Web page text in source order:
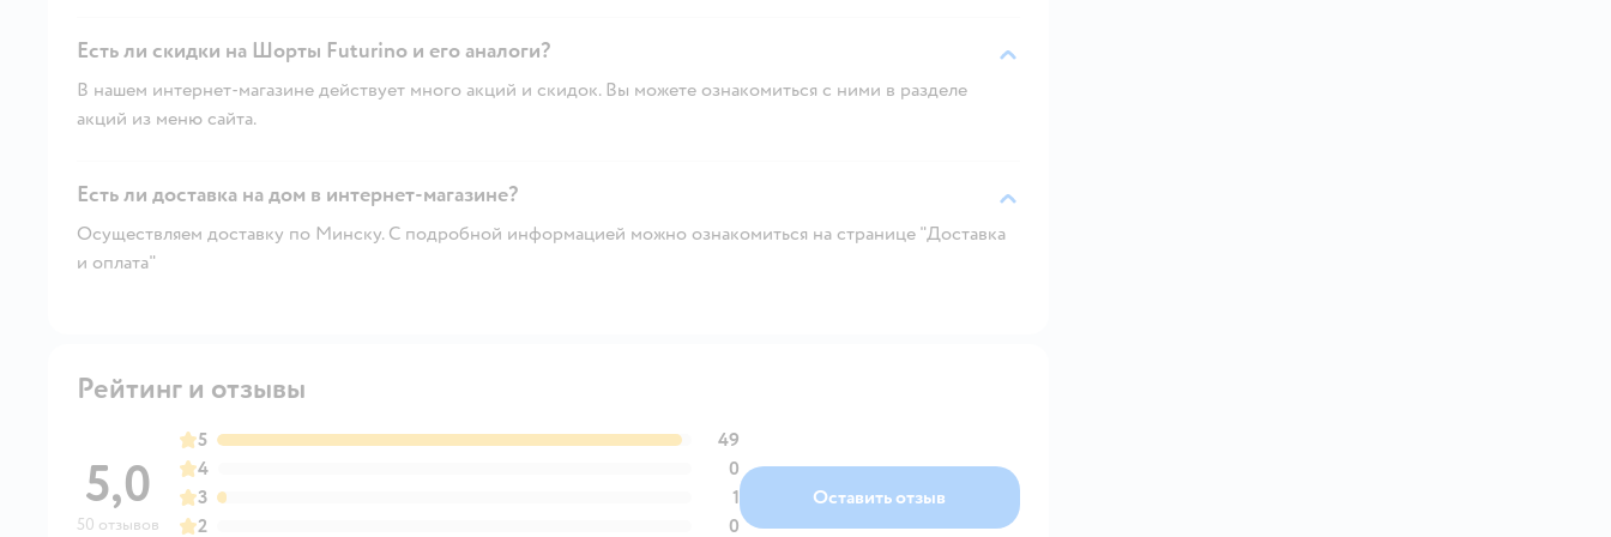
Есть ли скидки на Шорты Futurino и его аналоги?
В нашем интернет-магазине действует много акций и скидок. Вы можете ознакомиться с ними в разделе
акций из меню сайта.
Есть ли доставка на дом в интернет-магазине?
Осуществляем доставку по Минску. С подробной информацией можно ознакомиться на странице "Доставка
и оплата"
Рейтинг и отзывы
5,0
50 отзывов
5
49
4
0
3
1
2
0
Оставить отзыв